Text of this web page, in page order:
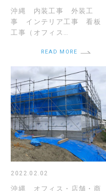
沖縄 内装工事 外装工
事 インテリア工事 看板
工事（オフィス…
READ MORE
2022.02.02
沖縄 オフィス・店舗・商